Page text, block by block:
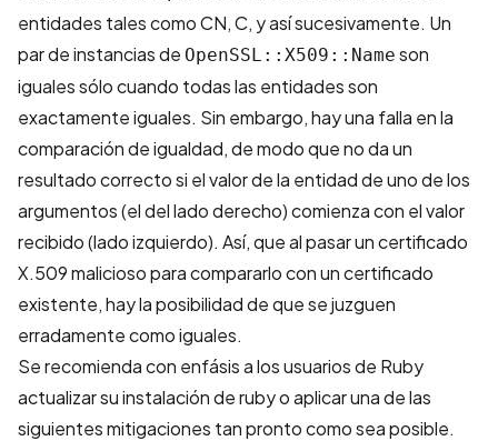
entidades tales como CN, C, y así sucesivamente. Un
par de instancias de OpenSSL::X509::Name son
iguales sólo cuando todas las entidades son
exactamente iguales. Sin embargo, hay una falla en la
comparación de igualdad, de modo que no da un
resultado correcto si el valor de la entidad de uno de los
argumentos (el del lado derecho) comienza con el valor
recibido (lado izquierdo). Así, que al pasar un certificado
X.509 malicioso para compararlo con un certificado
existente, hay la posibilidad de que se juzguen
erradamente como iguales.
Se recomienda con enfásis a los usuarios de Ruby
actualizar su instalación de ruby o aplicar una de las
siguientes mitigaciones tan pronto como sea posible.